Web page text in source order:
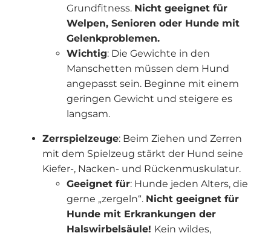
Grundfitness. Nicht geeignet für
Welpen, Senioren oder Hunde mit
Gelenkproblemen.
Wichtig: Die Gewichte in den
Manschetten müssen dem Hund
angepasst sein. Beginne mit einem
geringen Gewicht und steigere es
langsam.
Zerrspielzeuge: Beim Ziehen und Zerren
mit dem Spielzeug stärkt der Hund seine
Kiefer-, Nacken- und Rückenmuskulatur.
Geeignet für: Hunde jeden Alters, die
gerne „zergeln“. Nicht geeignet für
Hunde mit Erkrankungen der
Halswirbelsäule! Kein wildes,